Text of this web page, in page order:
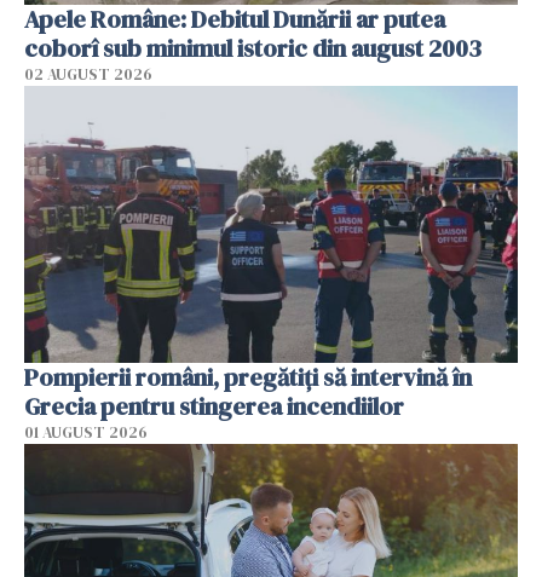
Apele Române: Debitul Dunării ar putea
coborî sub minimul istoric din august 2003
02 AUGUST 2026
Pompierii români, pregătiţi să intervină în
Grecia pentru stingerea incendiilor
01 AUGUST 2026